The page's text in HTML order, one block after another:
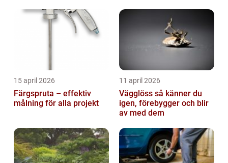
15 april 2026
Färgspruta – effektiv
målning för alla projekt
11 april 2026
Vägglöss så känner du
igen, förebygger och blir
av med dem